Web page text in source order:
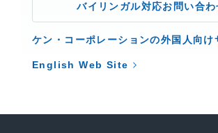
バイリンガル対応お問い合わ
ケン・コーポレーションの外国人向け
English Web Site